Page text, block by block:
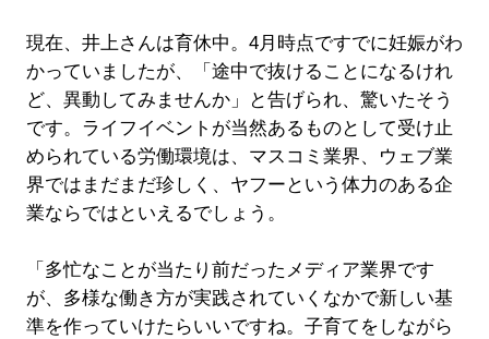
現在、井上さんは育休中。4月時点ですでに妊娠がわ
かっていましたが、「途中で抜けることになるけれ
ど、異動してみませんか」と告げられ、驚いたそう
です。ライフイベントが当然あるものとして受け止
められている労働環境は、マスコミ業界、ウェブ業
界ではまだまだ珍しく、ヤフーという体力のある企
業ならではといえるでしょう。
「多忙なことが当たり前だったメディア業界です
が、多様な働き方が実践されていくなかで新しい基
準を作っていけたらいいですね。子育てをしながら